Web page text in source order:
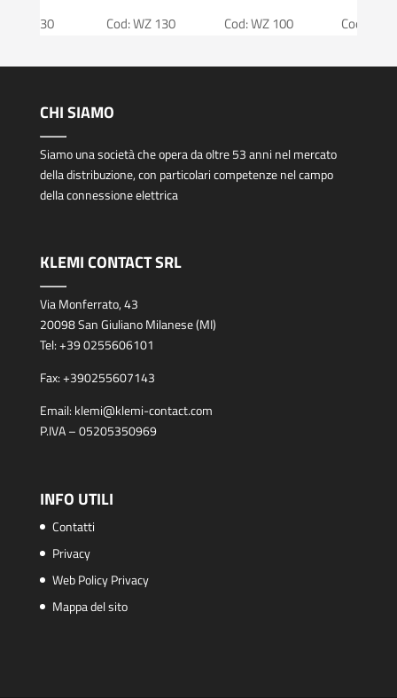
WZ 30
Cod: WZ 130
Cod: WZ 100
Cod: WZ
CHI SIAMO
Siamo una società che opera da oltre 53 anni nel mercato
della distribuzione, con particolari competenze nel campo
della connessione elettrica
KLEMI CONTACT SRL
Via Monferrato, 43
20098 San Giuliano Milanese (MI)
Tel:+39 0255606101
Fax:+390255607143
Email: klemi@klemi-contact.com
P.IVA – 05205350969
INFO UTILI
Contatti
Privacy
Web Policy Privacy
Mappa del sito